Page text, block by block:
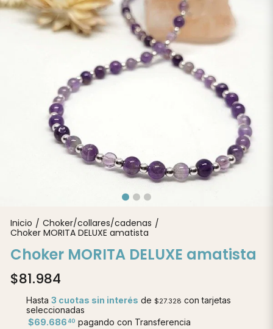
Inicio / Choker/collares/cadenas /
Choker MORITA DELUXE amatista
Choker MORITA DELUXE amatista
$81.984
Hasta3 cuotas sin interés de $27.328 con tarjetas
seleccionadas
$69.68640 pagando con Transferencia